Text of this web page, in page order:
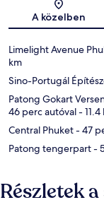
A közelben
Limelight Avenue
km
Sino-Portugál
Patong Gokart
46 perc autóval- 11.4
Central Phuket- 47
Patong tengerpart-
Részletek